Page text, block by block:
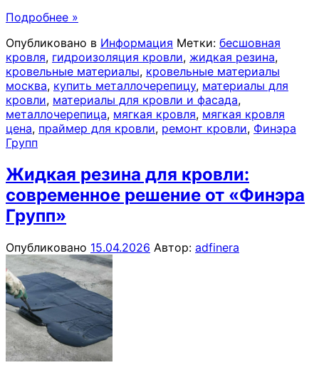
Подробнее »
Опубликовано в Информация Метки: бесшовная
кровля, гидроизоляция кровли, жидкая резина,
кровельные материалы, кровельные материалы
москва, купить металлочерепицу, материалы для
кровли, материалы для кровли и фасада,
металлочерепица, мягкая кровля, мягкая кровля
цена, праймер для кровли, ремонт кровли, Финэра
Групп
Жидкая резина для кровли:
современное решение от «Финэра
Групп»
Опубликовано 15.04.2026 Автор: adfinera